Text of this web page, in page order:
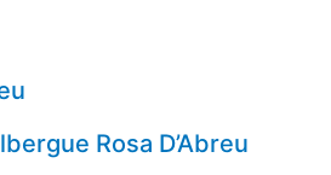
Rosa D’Abreu